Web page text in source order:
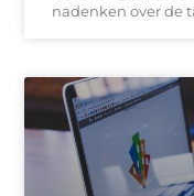
nadenken over de